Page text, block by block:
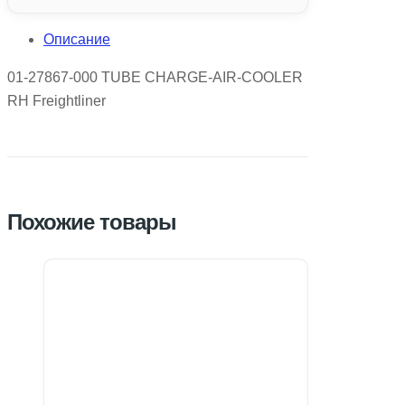
Описание
01-27867-000 TUBE CHARGE-AIR-COOLER
RH Freightliner
Похожие товары